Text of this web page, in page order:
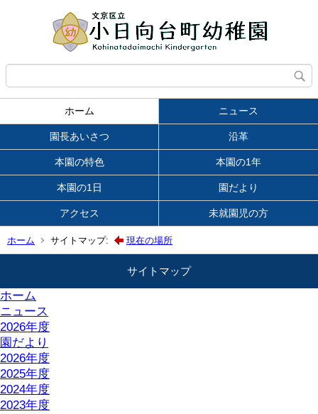
ホーム ニュース
園長あいさつ 沿革
本園の特色 本園の1年
本園の1日 園だより
アクセス 未就園児の方
ホーム サイトマップ: 現在の場所
サイトマップ
ホーム
ニュース
2026年度
園だより
2026年度
2025年度
2024年度
2023年度